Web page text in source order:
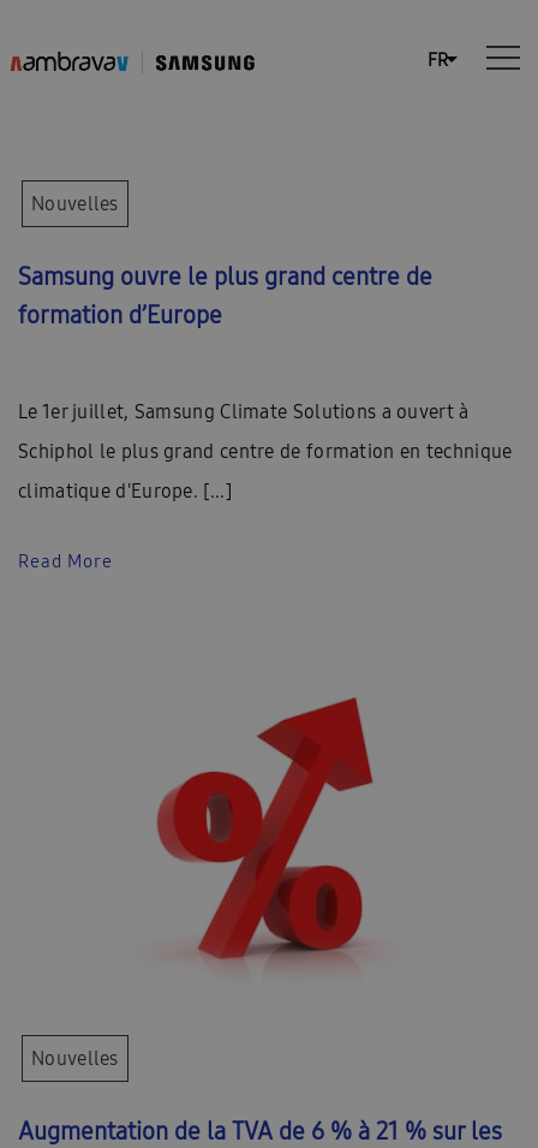
Nouvelles
Samsung ouvre le plus grand centre de
formation d’Europe
Le 1er juillet, Samsung Climate Solutions a ouvert à
Schiphol le plus grand centre de formation en technique
climatique d'Europe. [...]
Read More
Nouvelles
Augmentation de la TVA de 6 % à 21 % sur les